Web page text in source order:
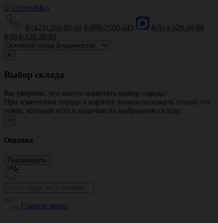
8 (423) 260-05-10 8-800-2500-243
8-914-329-38-80
8-914-329-38-80
×
Выбор склада
Вы уверены, что хотите изменить выбор города?
При изменении города в корзину можно положить только тот
товар, который есть в наличии на выбранном складе.
×
Ошибка
Главное меню